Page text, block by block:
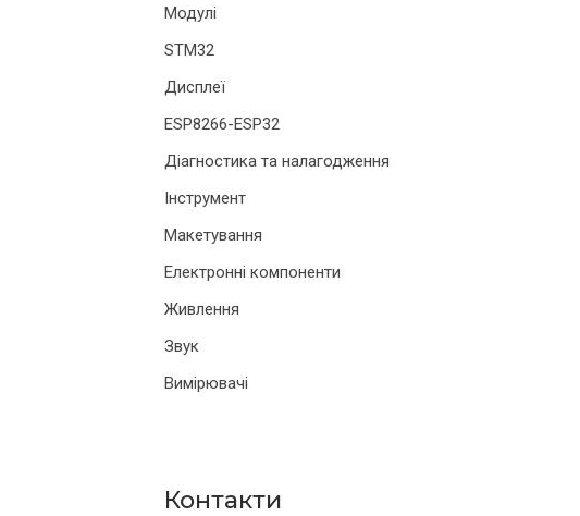
Модулі
STM32
Дисплеї
ESP8266-ESP32
Діагностика та налагодження
Інструмент
Макетування
Електронні компоненти
Живлення
Звук
Вимірювачі
Контакти